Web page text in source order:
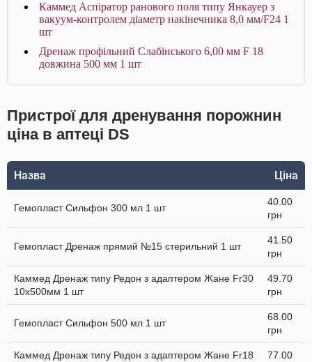
Каммед Аспіратор ранового поля типу Янкауер з
вакуум-контролем діаметр накінечника 8,0 мм/F24 1
шт
Дренаж профільний Слабінського 6,00 мм F 18
довжина 500 мм 1 шт
Пристрої для дренування порожнин
ціна в аптеці DS
Назва Ціна
Гемопласт Сильфон 300 мл 1 шт
40.00
грн
Гемопласт Дренаж прямий №15 стерильний 1 шт
41.50
грн
Каммед Дренаж типу Редон з адаптером Жане Fr30
10x500мм 1 шт
49.70
грн
Гемопласт Сильфон 500 мл 1 шт
68.00
грн
Каммед Дренаж типу Редон з адаптером Жане Fr18
77.00